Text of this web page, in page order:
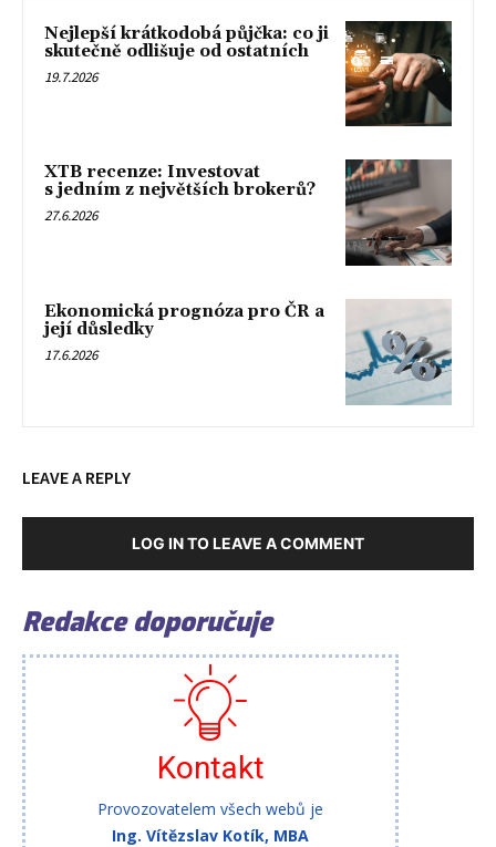
Nejlepší krátkodobá půjčka: co ji
skutečně odlišuje od ostatních
19.7.2026
XTB recenze: Investovat
s jedním z největších brokerů?
27.6.2026
Ekonomická prognóza pro ČR a
její důsledky
17.6.2026
LEAVE A REPLY
LOG IN TO LEAVE A COMMENT
Redakce doporučuje
Kontakt
Provozovatelem všech webů je
Ing. Vítězslav Kotík, MBA